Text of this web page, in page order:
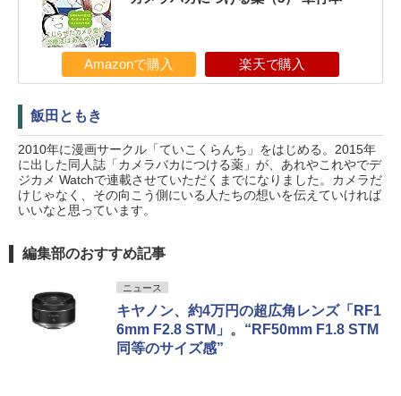
Amazonで購入 楽天で購入
飯田ともき
2010年に漫画サークル「ていこくらんち」をはじめる。2015年
に出した同人誌「カメラバカにつける薬」が、あれやこれやでデ
ジカメ Watchで連載させていただくまでになりました。カメラだ
けじゃなく、その向こう側にいる人たちの想いを伝えていければ
いいなと思っています。
編集部のおすすめ記事
ニュース
キヤノン、約4万円の超広角レンズ「RF1
6mm F2.8 STM」。“RF50mm F1.8 STM
同等のサイズ感”